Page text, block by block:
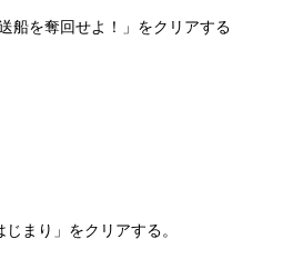
船を奪回せよ！」をクリアする
まり」をクリアする。